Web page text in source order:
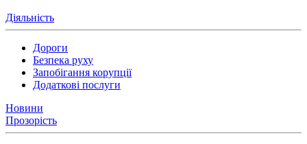
Діяльність
Дороги
Безпека руху
Запобігання корупції
Додаткові послуги
Новини
Прозорість